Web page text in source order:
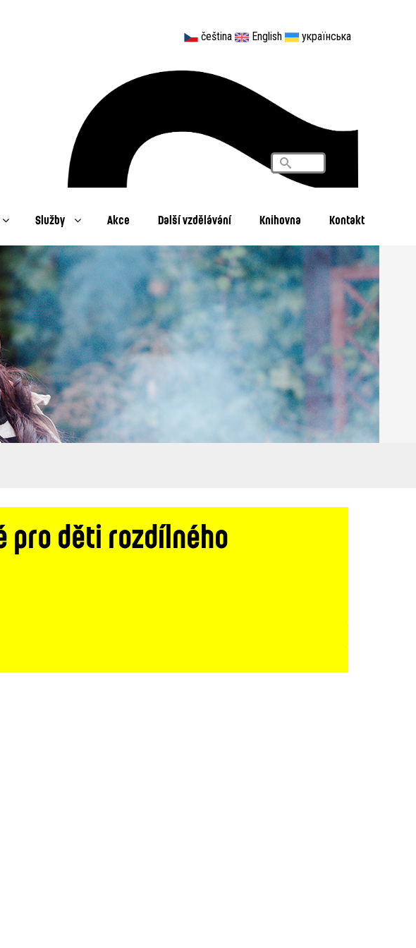
čeština English українська
Vyhledávání
Search
Služby Akce Další vzdělávání Knihovna Kontakt
pro děti rozdílného